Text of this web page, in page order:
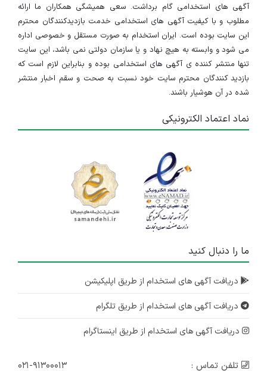
آگهی های استخدامی گام برداشت. سعی همیشگی همکاران ما ارائه
مطلوب و با کیفیت آگهی های استخدامی خدمت بازدیدکنندگان محترم
این سایت بوده است. ایران استخدام به صورت مستقل و خصوصی اداره
می شود و وابسته به هیچ نهاد و یا سازمان دولتی نمی باشد، این سایت
تنها منتشر کننده ی آگهی های استخدامی بوده و بنابراین لازم است که
بازدید کنندگان محترم سایت خود نسبت به صحت و سقم اخبار منتشر
شده در آن هوشیار باشند.
نماد اعتماد الکترونیکی
ما را دنبال کنید
دریافت آگهی های استخدام از طریق اپلیکیشن
دریافت آگهی های استخدام از طریق تلگرام
دریافت آگهی های استخدام از طریق اینستاگرام
تلفن تماس : ۰۲۱-۹۱۳۰۰۰۱۳